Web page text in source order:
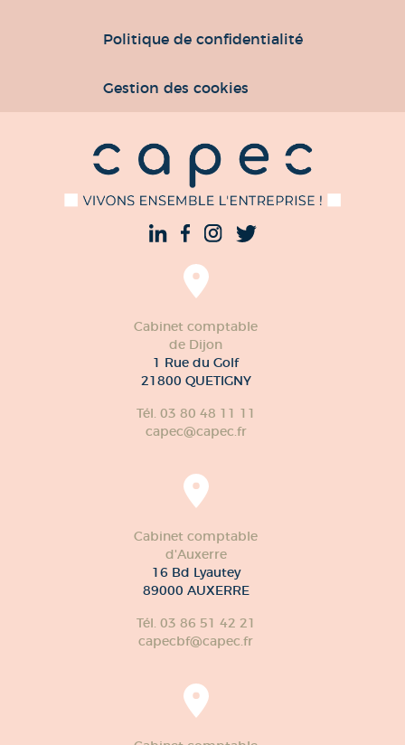
Politique de confidentialité
Gestion des cookies
Cabinet comptable
de Dijon
1 Rue du Golf
21800 QUETIGNY
Tél. 03 80 48 11 11
capec@capec.fr
Cabinet comptable
d'Auxerre
16 Bd Lyautey
89000 AUXERRE
Tél. 03 86 51 42 21
capecbf@capec.fr